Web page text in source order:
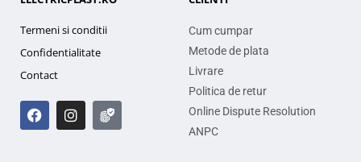
Termeni si conditii
Confidentialitate
Contact
Cum cumpar
Metode de plata
Livrare
Politica de retur
Online Dispute Resolution
ANPC